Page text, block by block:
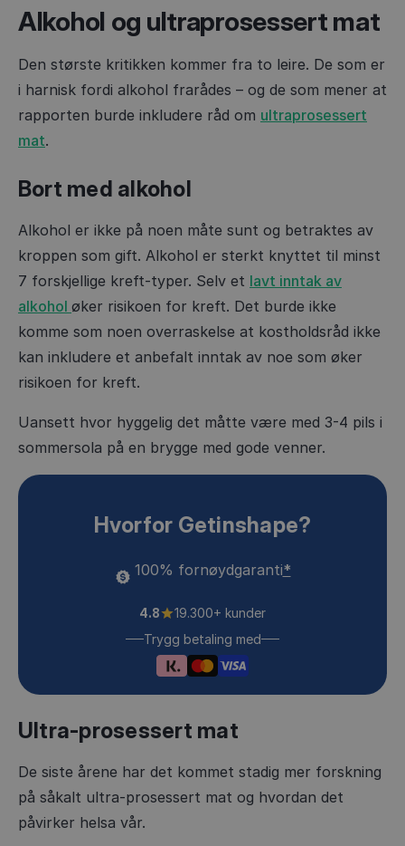
Alkohol og ultraprosessert mat
Den største kritikken kommer fra to leire. De som er
i harnisk fordi alkohol frarådes – og de som mener at
rapporten burde inkludere råd om ultraprosessert
mat.
Bort med alkohol
Alkohol er ikke på noen måte sunt og betraktes av
kroppen som gift. Alkohol er sterkt knyttet til minst
7 forskjellige kreft-typer. Selv et lavt inntak av
alkohol øker risikoen for kreft. Det burde ikke
komme som noen overraskelse at kostholdsråd ikke
kan inkludere et anbefalt inntak av noe som øker
risikoen for kreft.
Uansett hvor hyggelig det måtte være med 3-4 pils i
sommersola på en brygge med gode venner.
Hvorfor Getinshape?
100% fornøydgaranti*
4.8
19.300+ kunder
Trygg betaling med
Ultra-prosessert mat
De siste årene har det kommet stadig mer forskning
på såkalt ultra-prosessert mat og hvordan det
påvirker helsa vår.